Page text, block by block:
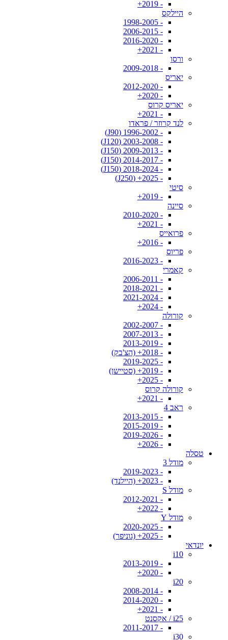
- 2019+
היילקס
- 1998-2005
- 2006-2015
- 2016-2020
- 2021+
ורסו
- 2009-2018
יאריס
- 2012-2020
- 2020+
יאריס קרוס
- 2021+
לנד קרוזר / פראדו
- 1996-2002 (J90)
- 2003-2008 (J120)
- 2009-2013 (J150)
- 2014-2017 (J150)
- 2018-2024 (J150)
- 2025+ (J250)
סיטי
- 2019+
סיינה
- 2010-2020
- 2021+
פרואייס
- 2016+
פריוס
- 2016-2023
קאמרי
- 2006-2011
- 2018-2021
- 2021-2024
- 2024+
קורולה
- 2002-2007
- 2007-2013
- 2013-2019
- 2018+ (הצ'בק)
- 2019-2025
- 2019+ (סטיישן)
- 2025+
קורולה קרוס
- 2021+
ראב 4
- 2013-2015
- 2015-2019
- 2019-2026
- 2026+
טסלה
מודל 3
- 2019-2023
- 2023+ (היילנד)
מודל S
- 2012-2021
- 2022+
מודל Y
- 2020-2025
- 2025+ (גוניפר)
יונדאי
i10
- 2013-2019
- 2020+
i20
- 2008-2014
- 2014-2020
- 2021+
i25 / אקסנט
- 2011-2017
i30